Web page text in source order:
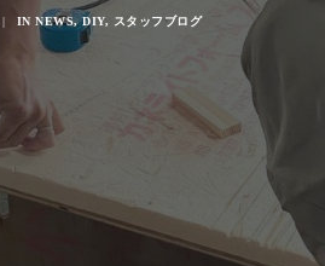
| IN NEWS,DIY, スタッフブログ